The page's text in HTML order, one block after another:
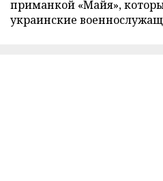
приманкой «Майя»,
украинские